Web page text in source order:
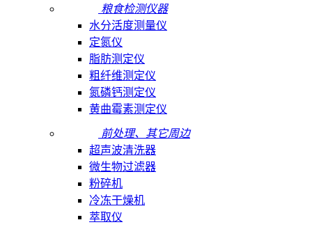
粮食检测仪器
水分活度测量仪
定氮仪
脂肪测定仪
粗纤维测定仪
氮磷钙测定仪
黄曲霉素测定仪
前处理、其它周边
超声波清洗器
微生物过滤器
粉碎机
冷冻干燥机
萃取仪